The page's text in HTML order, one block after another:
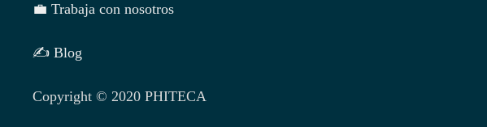
💼 Trabaja con nosotros
✍ Blog
Copyright © 2020 PHITECA